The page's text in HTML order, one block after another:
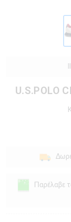
U.S.POLO
Παρέλαβε